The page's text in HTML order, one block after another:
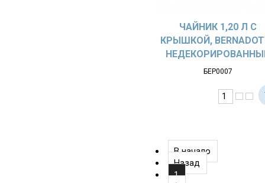
ЧАЙНИК 1,20 Л С
КРЫШКОЙ,
БЕР0007
В начало
Назад
1